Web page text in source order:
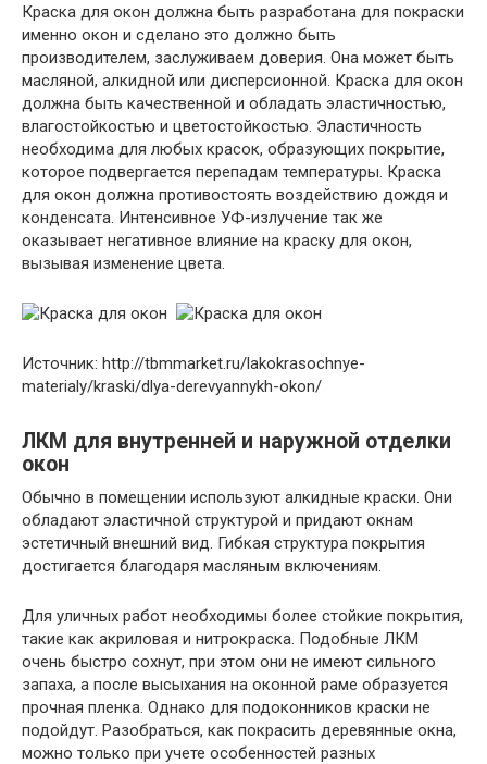
Краска для окон должна быть разработана для покраски
именно окон и сделано это должно быть
производителем, заслуживаем доверия. Она может быть
масляной, алкидной или дисперсионной. Краска для окон
должна быть качественной и обладать эластичностью,
влагостойкостью и цветостойкостью. Эластичность
необходима для любых красок, образующих покрытие,
которое подвергается перепадам температуры. Краска
для окон должна противостоять воздействию дождя и
конденсата. Интенсивное УФ-излучение так же
оказывает негативное влияние на краску для окон,
вызывая изменение цвета.
Источник: http://tbmmarket.ru/lakokrasochnye-
materialy/kraski/dlya-derevyannykh-okon/
ЛКМ для внутренней и наружной отделки
окон
Обычно в помещении используют алкидные краски. Они
обладают эластичной структурой и придают окнам
эстетичный внешний вид. Гибкая структура покрытия
достигается благодаря масляным включениям.
Для уличных работ необходимы более стойкие покрытия,
такие как акриловая и нитрокраска. Подобные ЛКМ
очень быстро сохнут, при этом они не имеют сильного
запаха, а после высыхания на оконной раме образуется
прочная пленка. Однако для подоконников краски не
подойдут. Разобраться, как покрасить деревянные окна,
можно только при учете особенностей разных